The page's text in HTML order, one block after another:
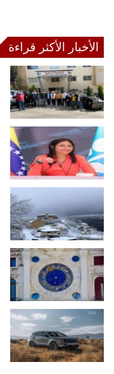
الأخبار الأكثر قراءة